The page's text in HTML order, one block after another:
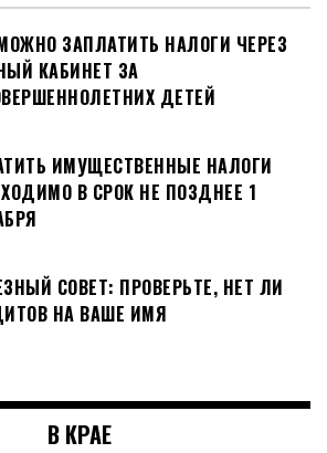
ЗАПЛАТИТЬ НАЛОГИ ЧЕРЕЗ
КАБИНЕТ ЗА
ДЕТЕЙ
ИМУЩЕСТВЕННЫЕ НАЛОГИ
В СРОК НЕ ПОЗДНЕЕ 1
СОВЕТ: ПРОВЕРЬТЕ, НЕТ ЛИ
НА ВАШЕ ИМЯ
В КРАЕ